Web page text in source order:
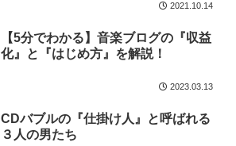
2021.10.14
【5分でわかる】音楽ブログの『収益
化』と『はじめ方』を解説！
2023.03.13
CDバブルの『仕掛け人』と呼ばれる
３人の男たち